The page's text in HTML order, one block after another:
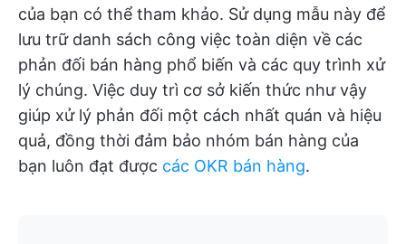
của bạn có thể tham khảo. Sử dụng mẫu này để
lưu trữ danh sách công việc toàn diện về các
phản đối bán hàng phổ biến và các quy trình xử
lý chúng. Việc duy trì cơ sở kiến thức như vậy
giúp xử lý phản đối một cách nhất quán và hiệu
quả, đồng thời đảm bảo nhóm bán hàng của
bạn luôn đạt được các OKR bán hàng.